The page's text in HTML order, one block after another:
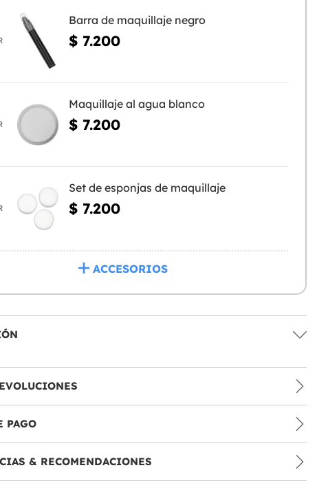
Barra de maquillaje negro
$ 7.200
Maquillaje al agua blanco
$ 7.200
Set de esponjas de maquillaje
$ 7.200
ACCESORIOS
PAGO
& RECOMENDACIONES